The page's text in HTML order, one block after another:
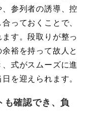
参列者の誘導、控
っておくことで、
す。段取りが整っ
裕を持って故人と
式がスムーズに進
を迎えられます。
も確認でき、負